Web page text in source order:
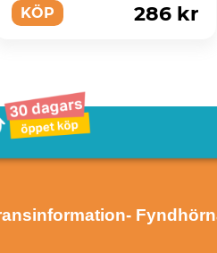
KÖP 286 kr
-